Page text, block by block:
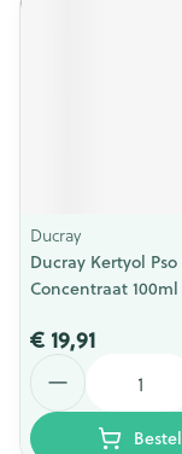
Ducray
Ducray Kertyol Pso
Concentraat 100ml
€ 19,91
Bestel